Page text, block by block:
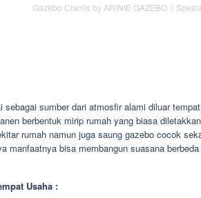
Gazebo Ciamis by ARINIE GAZEBO √
sumber dari atmosfir alami diluar
berbentuk mirip rumah yang biasa
rumah namun juga saung gazebo cocok
manfaatnya bisa membangun suasana
Usaha :